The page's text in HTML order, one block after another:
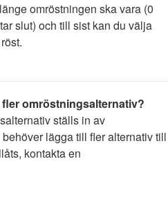
omröstningen ska vara (0
slut) och till sist kan du välja
omröstningsalternativ?
ställs in av
lägga till fler alternativ till
kontakta en